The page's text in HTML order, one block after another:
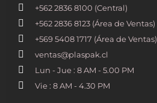
+562 2836 8100​ (Central)
+562 2836 8123 (Área de Ventas)
+569 5408 1717 (Área de Ventas)
ventas@plaspak.cl
Lun - Jue : 8 AM - 5.00 PM
Vie : 8 AM - 4.30 PM